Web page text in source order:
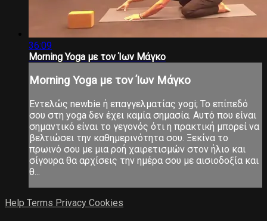
36:09
Morning Yoga με τον Ίων Μάγκο
Morning Yoga με τον Ίων Μάγκο
Εντελώς newbie ή επαγγελματίας yogi; Το επίπεδό
σου στη yoga δεν έχει καμία σημασία. Αυτό που είναι
σημαντικό είναι το γεγονός ότι η πρακτική μπορεί να
βελτιώσει την καθημερινότητα σου. Ξεκίνα το
πρωινό σου με μια ροή χαιρετισμών στον ήλιο και
σίγουρα θα αρχίσεις την ημέρα σου με αισιοδοξία και
θ...
Help Terms Privacy Cookies